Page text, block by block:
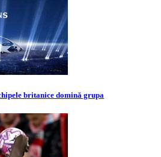
britanice domină grupa